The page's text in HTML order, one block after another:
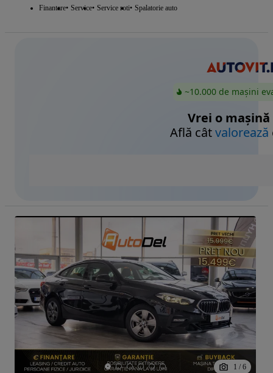
Finantare Service Service roti Spalatorie auto
~10.000 de mașini
Vrei o mașină
Află câtvalorează
1 / 6